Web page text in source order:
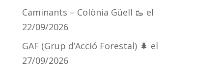
Caminants – Colònia Güell 🥾 el
22/09/2026
GAF (Grup d’Acció Forestal) 🌲 el
27/09/2026